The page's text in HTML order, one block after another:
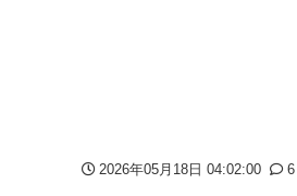
2026年05月18日 04:02:00 6